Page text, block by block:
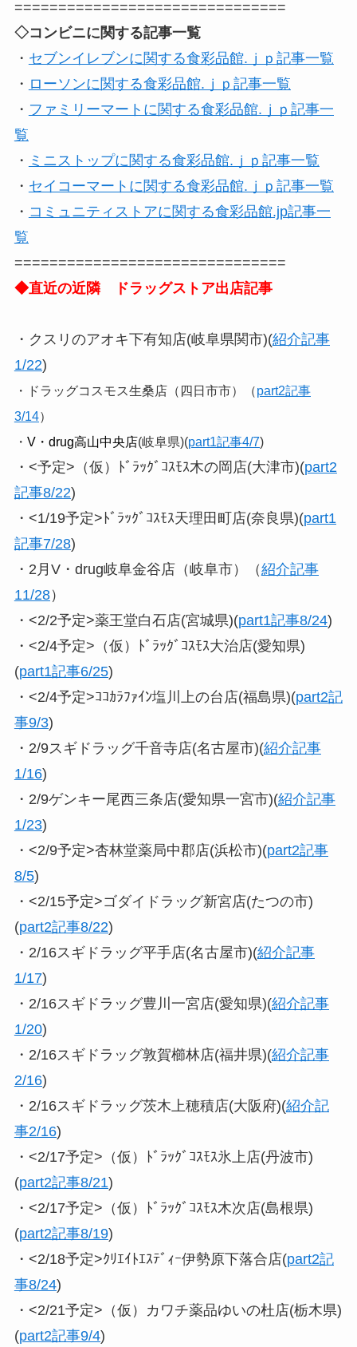
===============================
◇コンビニに関する記事一覧
・ セブンイレブンに関する食彩品館.ｊｐ記事一覧
・ ローソンに関する食彩品館.ｊｐ記事一覧
・ ファミリーマートに関する食彩品館.ｊｐ記事一
覧
・ ミニストップに関する食彩品館.ｊｐ記事一覧
・ セイコーマートに関する食彩品館.ｊｐ記事一覧
・ コミュニティストアに関する食彩品館.jp記事一
覧
===============================
◆直近の近隣 ドラッグストア出店記事
・クスリのアオキ下有知店(岐阜県関市)(紹介記事
1/22)
・ドラッグコスモス生桑店（四日市市）（part2記事
3/14）
・ V・drug高山中央店(岐阜県)(part1記事4/7)
・<予定>（仮）ﾄﾞﾗｯｸﾞｺｽﾓｽ木の岡店(大津市)(part2
記事8/22)
・<1/19予定>ﾄﾞﾗｯｸﾞｺｽﾓｽ天理田町店(奈良県)(part1
記事7/28)
・2月V・drug岐阜金谷店（岐阜市）（紹介記事
11/28）
・<2/2予定>薬王堂白石店(宮城県)(part1記事8/24)
・<2/4予定>（仮）ﾄﾞﾗｯｸﾞｺｽﾓｽ大治店(愛知県)
(part1記事6/25)
・<2/4予定>ｺｺｶﾗﾌｧｲﾝ塩川上の台店(福島県)(part2記
事9/3)
・2/9スギドラッグ千音寺店(名古屋市)(紹介記事
1/16)
・2/9ゲンキー尾西三条店(愛知県一宮市)(紹介記事
1/23)
・<2/9予定>杏林堂薬局中郡店(浜松市)(part2記事
8/5)
・<2/15予定>ゴダイドラッグ新宮店(たつの市)
(part2記事8/22)
・2/16スギドラッグ平手店(名古屋市)(紹介記事
1/17)
・2/16スギドラッグ豊川一宮店(愛知県)(紹介記事
1/20)
・2/16スギドラッグ敦賀櫛林店(福井県)(紹介記事
2/16)
・2/16スギドラッグ茨木上穂積店(大阪府)(紹介記
事2/16)
・<2/17予定>（仮）ﾄﾞﾗｯｸﾞｺｽﾓｽ氷上店(丹波市)
(part2記事8/21)
・<2/17予定>（仮）ﾄﾞﾗｯｸﾞｺｽﾓｽ木次店(島根県)
(part2記事8/19)
・<2/18予定>ｸﾘｴｲﾄｴｽﾃﾞｨｰ伊勢原下落合店(part2記
事8/24)
・<2/21予定>（仮）カワチ薬品ゆいの杜店(栃木県)
(part2記事9/4)